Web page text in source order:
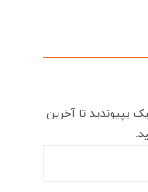
بپیوندید تا آخرین